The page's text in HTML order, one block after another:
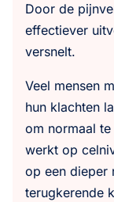
Door de
effectiever
versnelt.
Veel mensen
hun klachten
om normaal
werkt op
op een dieper
terugkerende